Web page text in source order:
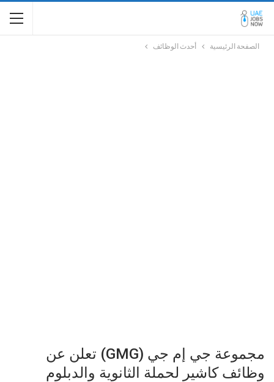
الصفحة الرئيسية أحدث الوظائف
مجموعة جي إم جي (GMG) تعلن عن
وظائف كاشير لحملة الثانوية والدبلوم